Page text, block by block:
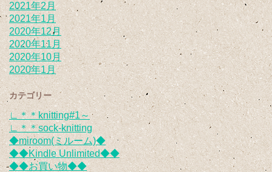
2021年2月
2021年1月
2020年12月
2020年11月
2020年10月
2020年1月
カテゴリー
∟＊＊knitting#1～
∟＊＊sock-knitting
◆miroom(ミルーム)◆
◆◆Kindle Unlimited◆◆
◆◆お買い物◆◆